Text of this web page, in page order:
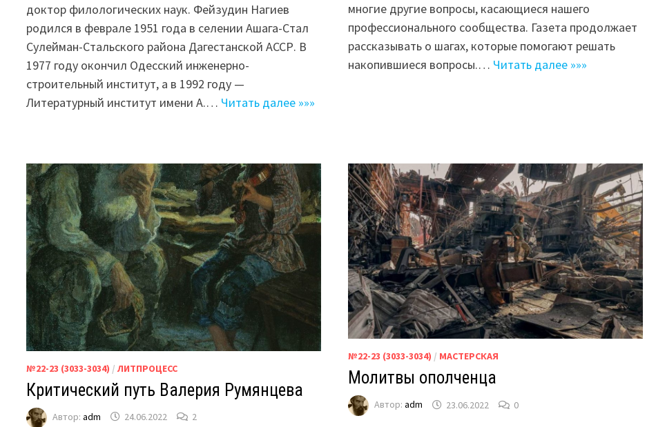
доктор филологических наук. Фейзудин Нагиев
родился в феврале 1951 года в селении Ашага-Стал
Сулейман-Стальского района Дагестанской АССР. В
1977 году окончил Одесский инженерно-
строительный институт, а в 1992 году —
Литературный институт имени А.… Читать далее »»»
многие другие вопросы, касающиеся нашего
профессионального сообщества. Газета продолжает
рассказывать о шагах, которые помогают решать
накопившиеся вопросы.… Читать далее »»»
№22-23 (3033-3034) /ЛИТПРОЦЕСС
Критический путь Валерия Румянцева
Автор:adm 24.06.2022 2
№22-23 (3033-3034) / МАСТЕРСКАЯ
Молитвы ополченца
Автор: adm 23.06.2022 0